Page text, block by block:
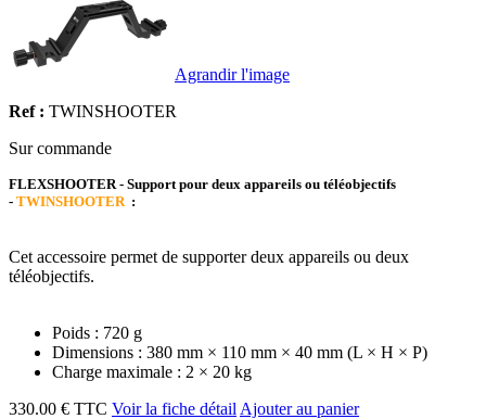
Agrandir l'image
Ref : TWINSHOOTER
Sur commande
FLEXSHOOTER - Support pour deux appareils ou téléobjectifs
- TWINSHOOTER :
Cet accessoire permet de supporter deux appareils ou deux
téléobjectifs.
Poids : 720 g
Dimensions : 380 mm × 110 mm × 40 mm (L × H × P)
Charge maximale : 2 × 20 kg
330.00 € TTC Voir la fiche détail Ajouter au panier